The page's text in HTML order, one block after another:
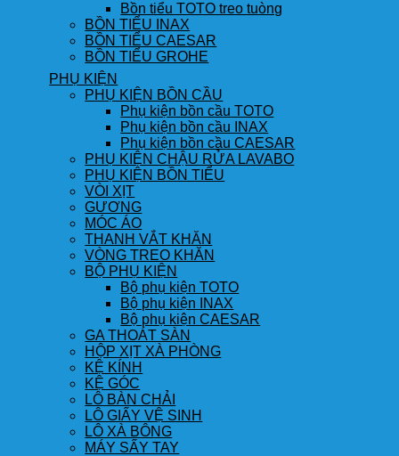
Bồn tiểu TOTO treo tuòng
BỒN TIỂU INAX
BỒN TIỂU CAESAR
BỒN TIỂU GROHE
PHỤ KIỆN
PHỤ KIỆN BỒN CẦU
Phụ kiện bồn cầu TOTO
Phụ kiện bồn cầu INAX
Phụ kiện bồn cầu CAESAR
PHỤ KIỆN CHẬU RỬA LAVABO
PHỤ KIỆN BỒN TIỂU
VÒI XỊT
GƯƠNG
MÓC ÁO
THANH VẮT KHĂN
VÒNG TREO KHĂN
BỘ PHỤ KIỆN
Bộ phụ kiện TOTO
Bộ phụ kiện INAX
Bộ phụ kiện CAESAR
GA THOÁT SÀN
HỘP XỊT XÀ PHÒNG
KỆ KÍNH
KỆ GÓC
LÔ BÀN CHẢI
LÔ GIẤY VỆ SINH
LÔ XÀ BÔNG
MÁY SẤY TAY